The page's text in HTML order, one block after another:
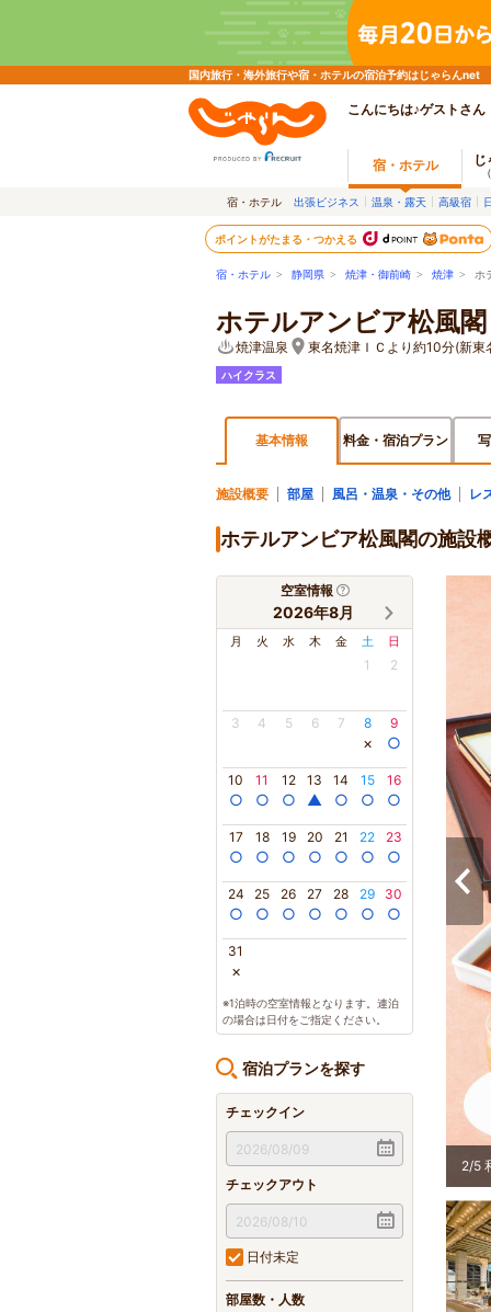
国内旅行・海外旅行や宿・ホテルの宿泊予約はじゃらんnet
こんにちは♪ゲストさん
宿・ホテル じ
宿・ホテル 出張ビジネス 温泉・露天 高級宿
ポイントがたまる・つかえる
宿・ホテル > 静岡県 > 焼津・御前崎 > 焼津 > ホ
ホテルアンビア松風閣
焼津温泉 東名焼津ＩＣより約10分(新
ハイクラス
基本情報 料金・宿泊プラン
施設概要 部屋 風呂・温泉・その他 レ
ホテルアンビア松風閣の施設
空室情報
2026年8月
月 火 水 木 金 土 日
1 2
3 4 5 6 7 8
×
9
○
10
○
11
○
12
○
13
▲
14
○
15
○
16
○
17
○
18
○
19
○
20
○
21
○
22
○
23
○
24
○
25
○
26
○
27
○
28
○
29
○
30
○
31
×
※1泊時の空室情報となります。連泊
の場合は日付をご指定ください。
宿泊プランを探す
チェックイン
チェックアウト
日付未定
部屋数・人数
3/5